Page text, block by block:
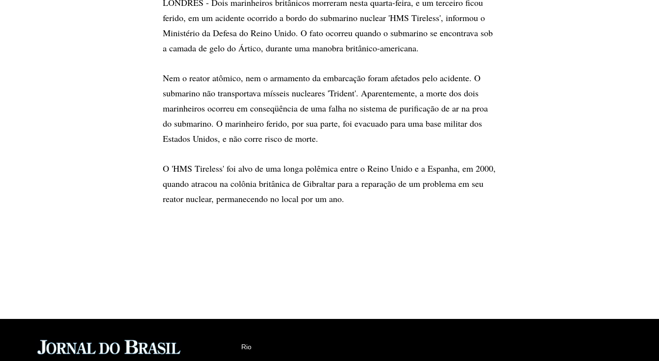
LONDRES - Dois marinheiros britânicos morreram nesta quarta-feira, e um terceiro ficou
ferido, em um acidente ocorrido a bordo do submarino nuclear 'HMS Tireless', informou o
Ministério da Defesa do Reino Unido. O fato ocorreu quando o submarino se encontrava sob
a camada de gelo do Ártico, durante uma manobra britânico-americana.
Nem o reator atômico, nem o armamento da embarcação foram afetados pelo acidente. O
submarino não transportava mísseis nucleares 'Trident'. Aparentemente, a morte dos dois
marinheiros ocorreu em conseqüência de uma falha no sistema de purificação de ar na proa
do submarino. O marinheiro ferido, por sua parte, foi evacuado para uma base militar dos
Estados Unidos, e não corre risco de morte.
O 'HMS Tireless' foi alvo de uma longa polêmica entre o Reino Unido e a Espanha, em 2000,
quando atracou na colônia britânica de Gibraltar para a reparação de um problema em seu
reator nuclear, permanecendo no local por um ano.
Rio